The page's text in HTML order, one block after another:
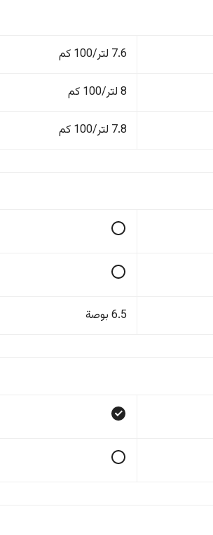
7.6 لتر/100 كم
8 لتر/100 كم
7.8 لتر/100 كم
6.5 بوصة